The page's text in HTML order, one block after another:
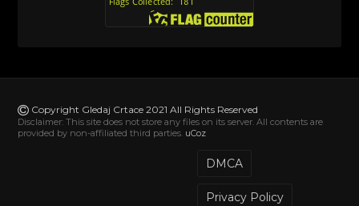
Sinhronizovano na Srpski
Avanture Mačka u čizmama (Sinhronizovano na
[78]
Abominable The Invisible (2022) Sinhronizovano
Akademija za jednoroge (Unicorn Academy)
Copyright Gledaj Crtace 2021 All Rights Reserved
Disclaimer: This site does not store any files on its server. All contents are
provided by non-affiliated third parties. uCoz
DMCA
Privacy Policy